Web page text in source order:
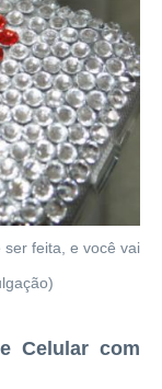
ser feita, e você vai
Celular com